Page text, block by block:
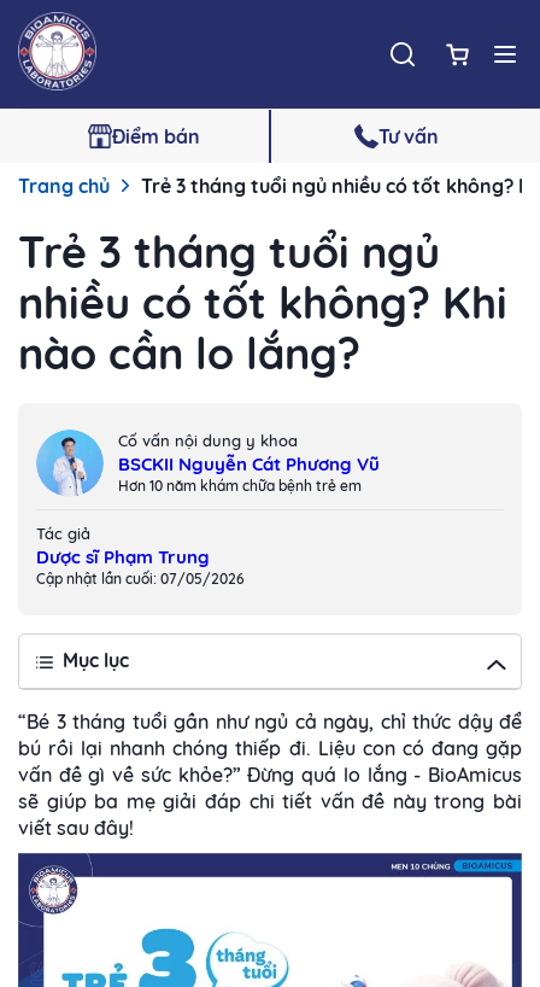
Điểm bán Tư vấn
Trang chủ Trẻ 3 tháng tuổi ngủ nhiều có tốt không?
Trẻ 3 tháng tuổi ngủ
nhiều có tốt không? Khi
nào cần lo lắng?
Cố vấn nội dung y khoa
BSCKII Nguyễn Cát Phương Vũ
Hơn 10 năm khám chữa bệnh trẻ em
Tác giả
Dược sĩ Phạm Trung
Cập nhật lần cuối: 07/05/2026
Mục lục
“Bé 3 tháng tuổi gần như ngủ cả ngày, chỉ thức dậy để
bú rồi lại nhanh chóng thiếp đi. Liệu con có đang gặp
vấn đề gì về sức khỏe?”Đừng quá lo lắng - BioAmicus
sẽ giúp ba mẹ giải đáp chi tiết vấn đề này trong bài
viết sau đây!